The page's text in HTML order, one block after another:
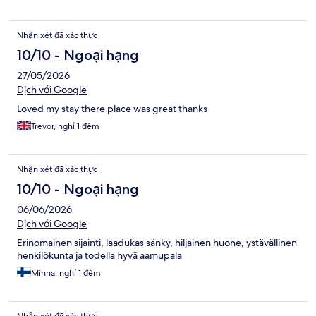
Nhận xét đã xác thực
10/10 - Ngoại hạng
27/05/2026
Dịch với Google
Loved my stay there place was great thanks
Trevor, nghỉ 1 đêm
Nhận xét đã xác thực
10/10 - Ngoại hạng
06/06/2026
Dịch với Google
Erinomainen sijainti, laadukas sänky, hiljainen huone, ystävällinen
henkilökunta ja todella hyvä aamupala
Minna, nghỉ 1 đêm